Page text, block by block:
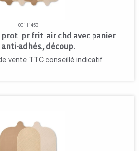
00111453
prot. pr frit. air chd avec panier
adhés., découp.
vente TTC conseillé indicatif